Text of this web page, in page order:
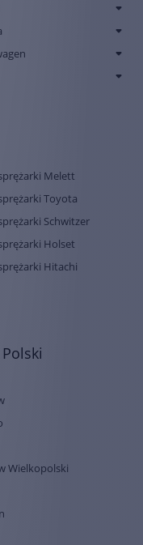
Melett
Toyota
Schwitzer
Holset
Hitachi
Wielkopolski